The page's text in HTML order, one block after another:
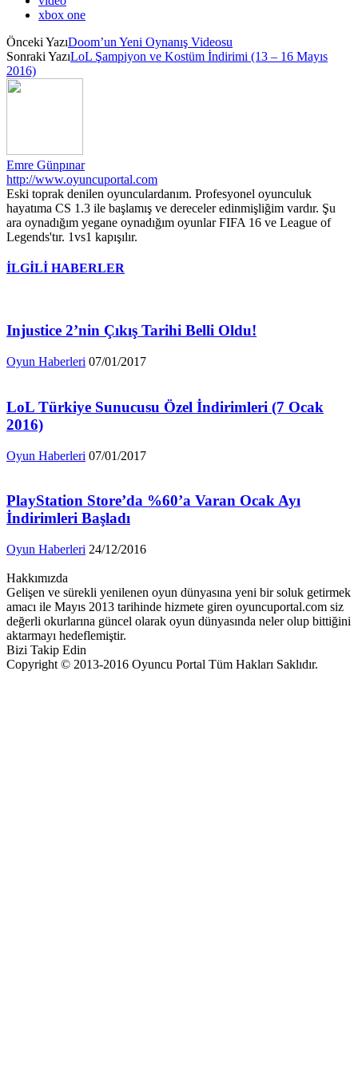
xbox one
Önceki YazıDoom’un Yeni Oynanış Videosu
Sonraki YazıLoL Şampiyon ve Kostüm İndirimi (13 – 16 Mayıs
2016)
Emre Günpınar
http://www.oyuncuportal.com
Eski toprak denilen oyunculardanım. Profesyonel oyunculuk
hayatıma CS 1.3 ile başlamış ve dereceler edinmişliğim vardır. Şu
ara oynadığım yegane oynadığım oyunlar FIFA 16 ve League of
Legends'tır. 1vs1 kapışılır.
İLGİLİ HABERLER
Injustice 2’nin Çıkış Tarihi Belli Oldu!
Oyun Haberleri 07/01/2017
LoL Türkiye Sunucusu Özel İndirimleri (7 Ocak
2016)
Oyun Haberleri 07/01/2017
PlayStation Store’da %60’a Varan Ocak Ayı
İndirimleri Başladı
Oyun Haberleri 24/12/2016
Hakkımızda
Gelişen ve sürekli yenilenen oyun dünyasına yeni bir soluk getirmek
amacı ile Mayıs 2013 tarihinde hizmete giren oyuncuportal.com siz
değerli okurlarına güncel olarak oyun dünyasında neler olup bittiğini
aktarmayı hedeflemiştir.
Bizi Takip Edin
Copyright © 2013-2016 Oyuncu Portal Tüm Hakları Saklıdır.